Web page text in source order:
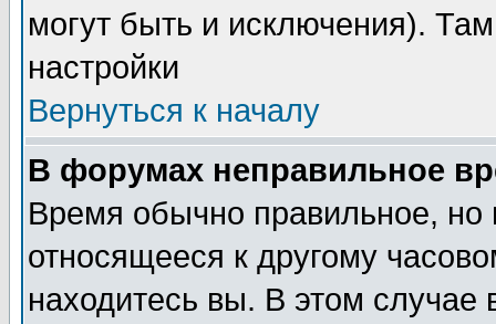
могут быть и исключения).
настройки
Вернуться к началу
В форумах неправильное
Время обычно правильное,
относящееся к другому
находитесь вы. В этом